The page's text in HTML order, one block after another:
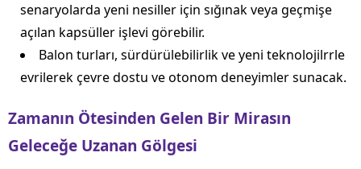
senaryolarda yeni nesiller için sığınak veya geçmişe
açılan kapsüller işlevi görebilir.
Balon turları, sürdürülebilirlik ve yeni teknolojilrrle
evrilerek çevre dostu ve otonom deneyimler sunacak.
Zamanın Ötesinden Gelen Bir Mirasın
Geleceğe Uzanan Gölgesi